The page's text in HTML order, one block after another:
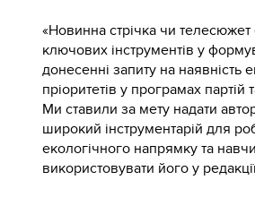
«Новинна стрічка чи
ключових інструментів у
донесенні запиту на наявність
пріоритетів у програмах партій
Ми ставили за мету надати
широкий інструментарій для
екологічного напрямку та
використовувати його у